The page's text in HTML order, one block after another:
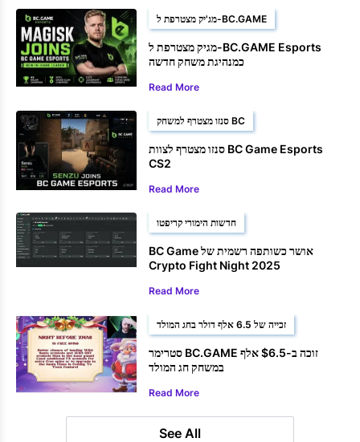
מג'יק מצטרפת ל-BC.GAME
מגיק מצטרפת ל-BC.GAME Esports
כמנהיגת משחק חדשה
Read More
סנזו מצטרף למשחק BC
סנזו מצטרף לצוות BC Game Esports
CS2
Read More
חדשות הימורי קריפטו
BC Game אושר כשותפה רשמית של
Crypto Fight Night 2025
Read More
זכייה של 6.5 אלף דולר בחג המולד
סטרימר BC.GAME זוכה ב-$6.5 אלף
במשחק חג המולד
Read More
See All